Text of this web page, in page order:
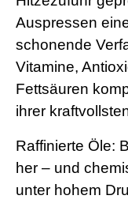
Auspressen
schonende
Vitamine,
Fettsäuren
ihrer
Raffinierte Öle:
her – und
unter hohem